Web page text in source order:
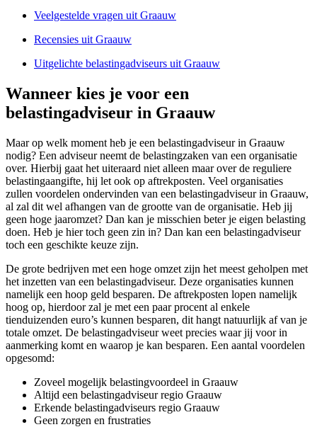
Veelgestelde vragen uit Graauw
Recensies uit Graauw
Uitgelichte belastingadviseurs uit Graauw
Wanneer kies je voor een
belastingadviseur in Graauw
Maar op welk moment heb je een belastingadviseur in Graauw
nodig? Een adviseur neemt de belastingzaken van een organisatie
over. Hierbij gaat het uiteraard niet alleen maar over de reguliere
belastingaangifte, hij let ook op aftrekposten. Veel organisaties
zullen voordelen ondervinden van een belastingadviseur in Graauw,
al zal dit wel afhangen van de grootte van de organisatie. Heb jij
geen hoge jaaromzet? Dan kan je misschien beter je eigen belasting
doen. Heb je hier toch geen zin in? Dan kan een belastingadviseur
toch een geschikte keuze zijn.
De grote bedrijven met een hoge omzet zijn het meest geholpen met
het inzetten van een belastingadviseur. Deze organisaties kunnen
namelijk een hoop geld besparen. De aftrekposten lopen namelijk
hoog op, hierdoor zal je met een paar procent al enkele
tienduizenden euro’s kunnen besparen, dit hangt natuurlijk af van je
totale omzet. De belastingadviseur weet precies waar jij voor in
aanmerking komt en waarop je kan besparen. Een aantal voordelen
opgesomd:
Zoveel mogelijk belastingvoordeel in Graauw
Altijd een belastingadviseur regio Graauw
Erkende belastingadviseurs regio Graauw
Geen zorgen en frustraties